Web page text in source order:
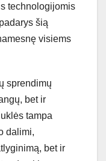
technologijomis
šią
visiems
sprendimų
bet ir
tampa
dalimi,
bet ir